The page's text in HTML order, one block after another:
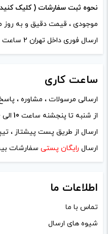
خرید
Ice Saltnice
نحوه ثبت سفارشات ( کلیک
موجودی ، قیمت دقیق و به روز
ارسال فوری داخل تهران 2 ساعت / دیگر شهرها 2 تا 4 روز
ساعت کاری
ارسالی مرسولات ، مشاوره ،
از شنبه تا پنجشنه ساعت 10 الی
ارسال از طریق پست پیشتاز ،
ارسال رایگان پستی سفارشات
اطلاعات ما
تماس با ما
شیوه های ارسال